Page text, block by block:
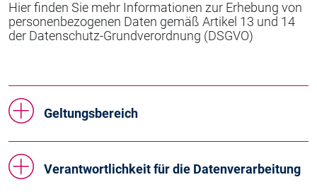
Hier finden Sie mehr Informationen zur Erhebung von
personenbezogenen Daten gemäß Artikel 13 und 14
der Datenschutz-Grundverordnung (DSGVO)
Geltungsbereich
Verantwortlichkeit für die Datenverarbeitung